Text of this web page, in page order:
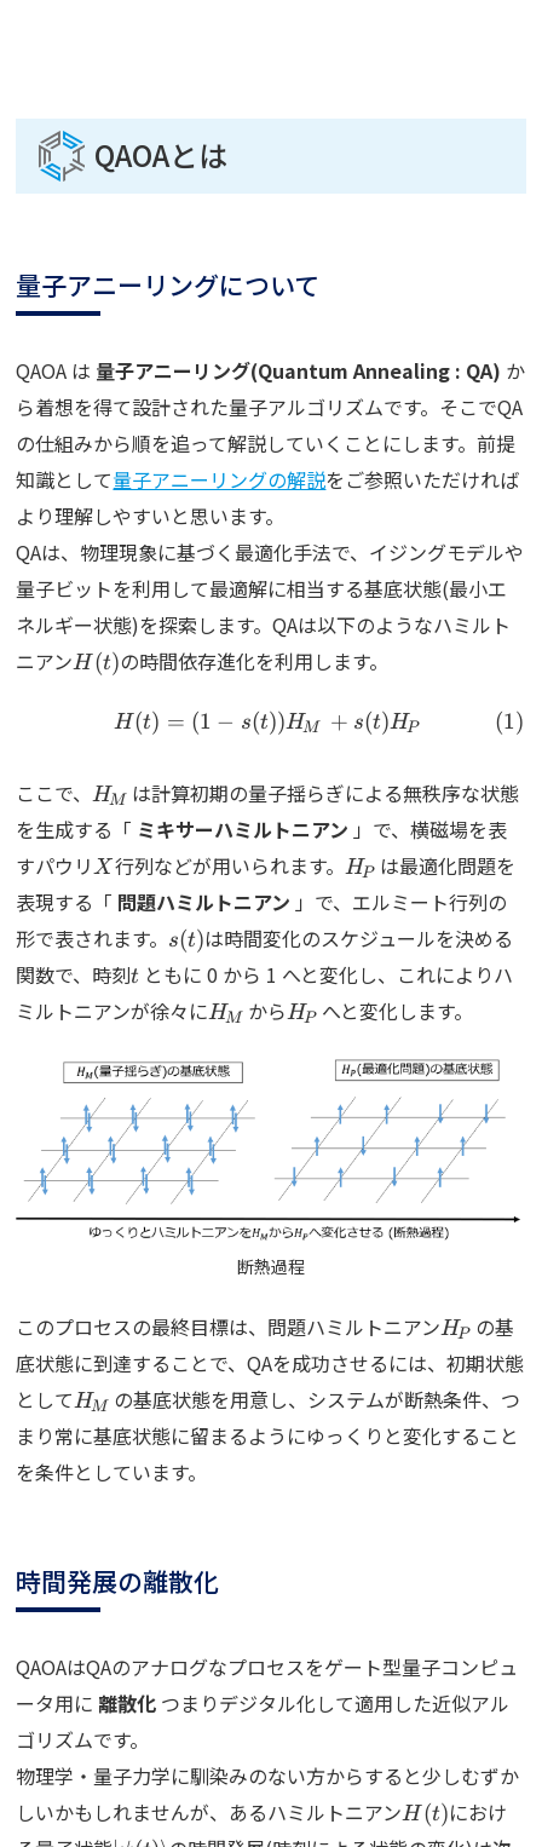
QAOAとは
量子アニーリングについて
QAOA は 量子アニーリング(Quantum Annealing : QA) か
ら着想を得て設計された量子アルゴリズムです。そこでQA
の仕組みから順を追って解説していくことにします。前提
知識として量子アニーリングの解説をご参照いただければ
より理解しやすいと思います。
QAは、物理現象に基づく最適化手法で、イジングモデルや
量子ビットを利用して最適解に相当する基底状態(最小エ
ネルギー状態)を探索します。QAは以下のようなハミルト
ニアンH(t)
H (t)の時間依存進化を利用します。
\begin{align} H(t)=(1-
H(t) = (1 − s(t))HM + s(t)HP
ここで、H_M
HM は計算初期の量子揺らぎによる無秩序な状態
を生成する「 ミキサーハミルトニアン 」で、横磁場を表
すパウリX
X 行列などが用いられます。 H_P
HP は最適化問題を
表現する「 問題ハミルトニアン 」で、エルミート行列の
形で表されます。 s(t)
s(t)は時間変化のスケジュールを決める
関数で、時刻t
t ともに 0 から 1 へと変化し、これによりハ
ミルトニアンが徐々にH_M
HM から H_P
HP へと変化します。
断熱過程
このプロセスの最終目標は、問題ハミルトニアンH_P
HP の基
底状態に到達することで、QAを成功させるには、初期状態
としてH_M
HM
の基底状態を用意し、システムが断熱条件、つ
まり常に基底状態に留まるようにゆっくりと変化すること
を条件としています。
時間発展の離散化
QAOAはQAのアナログなプロセスをゲート型量子コンピュ
ータ用に 離散化 つまりデジタル化して適用した近似アル
ゴリズムです。
物理学・量子力学に馴染みのない方からすると少しむずか
しいかもしれませんが、あるハミルトニアンH(t)
H (t)におけ